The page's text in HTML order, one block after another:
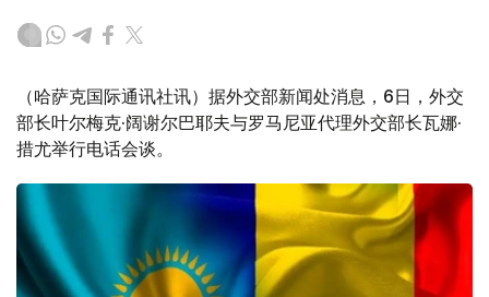
（哈萨克国际通讯社讯）据外交部新闻处消息，6日，外交
部长叶尔梅克·阔谢尔巴耶夫与罗马尼亚代理外交部长瓦娜·
措尤举行电话会谈。